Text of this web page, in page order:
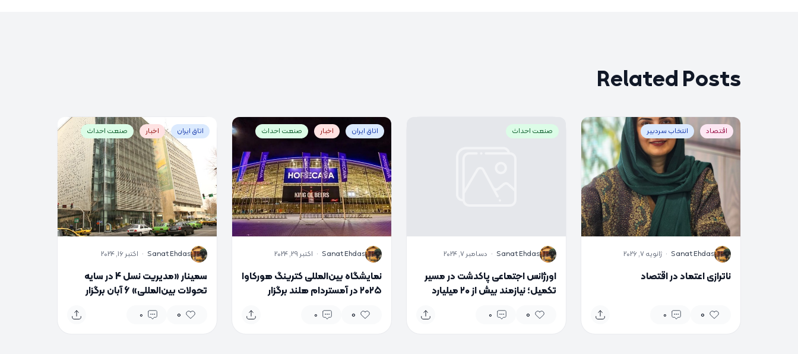
Related Posts
اقتصاد انتخاب سردبیر
S
Sanat Ehdas
· ژانویه 7, 2026
ناترازی اعتماد در اقتصاد
0
0
صنعت احداث
S
Sanat Ehdas
· دسامبر 7, 2024
اورژانس اجتماعی پاکدشت در مسیر
تکمیل؛ نیازمند بیش از ۲۰ میلیارد
0
0
اتاق ایران اخبار صنعت احداث
S
Sanat Ehdas
· اکتبر 29, 2024
نمایشگاه بین‌المللی کترینگ هورکاوا
۲۰۲۵ در آمستردام هلند برگزار
0
0
اتاق ایران اخبار صنعت احداث
S
Sanat Ehdas
· اکتبر 16, 2024
سمینار «مدیریت نسل 4 در سایه
تحولات بین‌المللی» 6 آبان برگزار
0
0